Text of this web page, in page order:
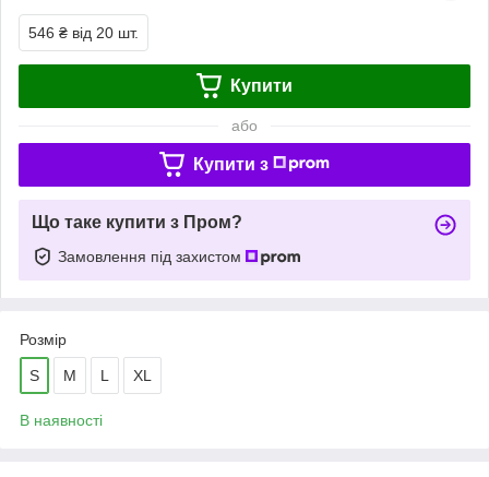
546 ₴ від 20 шт.
Купити
або
Купити з
Що таке купити з Пром?
Замовлення під захистом
Розмір
S M L XL
В наявності